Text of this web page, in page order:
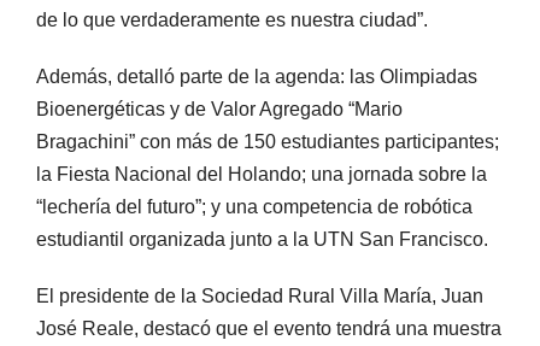
de lo que verdaderamente es nuestra ciudad”.
Además, detalló parte de la agenda: las Olimpiadas
Bioenergéticas y de Valor Agregado “Mario
Bragachini” con más de 150 estudiantes participantes;
la Fiesta Nacional del Holando; una jornada sobre la
“lechería del futuro”; y una competencia de robótica
estudiantil organizada junto a la UTN San Francisco.
El presidente de la Sociedad Rural Villa María, Juan
José Reale, destacó que el evento tendrá una muestra